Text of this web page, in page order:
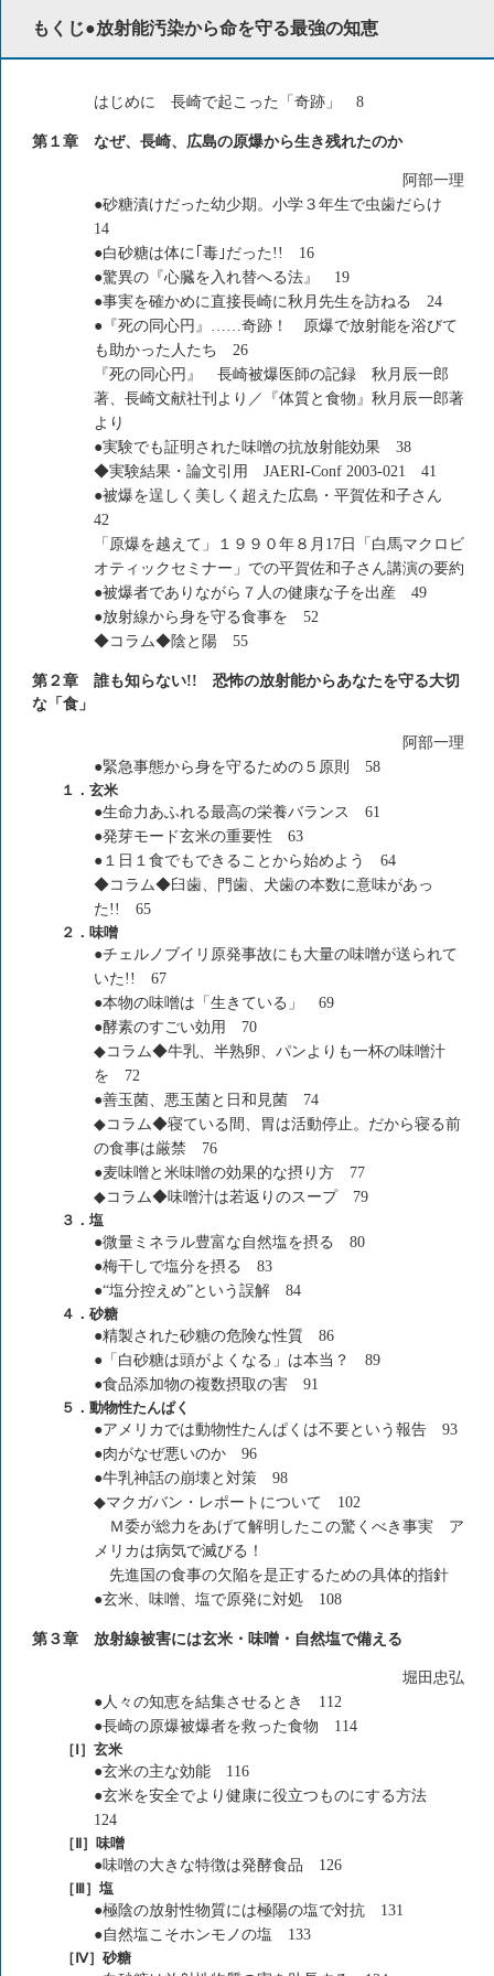
もくじ●放射能汚染から命を守る最強の知恵
はじめに 長崎で起こった「奇跡」 8
第１章 なぜ、長崎、広島の原爆から生き残れたのか
阿部一理
●砂糖漬けだった幼少期。小学３年生で虫歯だらけ
14
●白砂糖は体に｢毒｣だった!! 16
●驚異の『心臓を入れ替へる法』 19
●事実を確かめに直接長崎に秋月先生を訪ねる 24
●『死の同心円』……奇跡！ 原爆で放射能を浴びて
も助かった人たち 26
『死の同心円』 長崎被爆医師の記録 秋月辰一郎
著、長崎文献社刊より／『体質と食物』秋月辰一郎著
より
●実験でも証明された味噌の抗放射能効果 38
◆実験結果・論文引用 JAERI-Conf 2003-021 41
●被爆を逞しく美しく超えた広島・平賀佐和子さん
42
「原爆を越えて」１９９０年８月17日「白馬マクロビ
オティックセミナー」での平賀佐和子さん講演の要約
●被爆者でありながら７人の健康な子を出産 49
●放射線から身を守る食事を 52
◆コラム◆陰と陽 55
第２章 誰も知らない!! 恐怖の放射能からあなたを守る大切
な「食」
阿部一理
●緊急事態から身を守るための５原則 58
１．玄米
●生命力あふれる最高の栄養バランス 61
●発芽モード玄米の重要性 63
●１日１食でもできることから始めよう 64
◆コラム◆臼歯、門歯、犬歯の本数に意味があっ
た!! 65
２．味噌
●チェルノブイリ原発事故にも大量の味噌が送られて
いた!! 67
●本物の味噌は「生きている」 69
●酵素のすごい効用 70
◆コラム◆牛乳、半熟卵、パンよりも一杯の味噌汁
を 72
●善玉菌、悪玉菌と日和見菌 74
◆コラム◆寝ている間、胃は活動停止。だから寝る前
の食事は厳禁 76
●麦味噌と米味噌の効果的な摂り方 77
◆コラム◆味噌汁は若返りのスープ 79
３．塩
●微量ミネラル豊富な自然塩を摂る 80
●梅干しで塩分を摂る 83
●“塩分控えめ”という誤解 84
４．砂糖
●精製された砂糖の危険な性質 86
●「白砂糖は頭がよくなる」は本当？ 89
●食品添加物の複数摂取の害 91
５．動物性たんぱく
●アメリカでは動物性たんぱくは不要という報告 93
●肉がなぜ悪いのか 96
●牛乳神話の崩壊と対策 98
◆マクガバン・レポートについて 102
Ｍ委が総力をあげて解明したこの驚くべき事実 ア
メリカは病気で滅びる！
先進国の食事の欠陥を是正するための具体的指針
●玄米、味噌、塩で原発に対処 108
第３章 放射線被害には玄米・味噌・自然塩で備える
堀田忠弘
●人々の知恵を結集させるとき 112
●長崎の原爆被爆者を救った食物 114
［Ⅰ］玄米
●玄米の主な効能 116
●玄米を安全でより健康に役立つものにする方法
124
［Ⅱ］味噌
●味噌の大きな特徴は発酵食品 126
［Ⅲ］塩
●極陰の放射性物質には極陽の塩で対抗 131
●自然塩こそホンモノの塩 133
［Ⅳ］砂糖